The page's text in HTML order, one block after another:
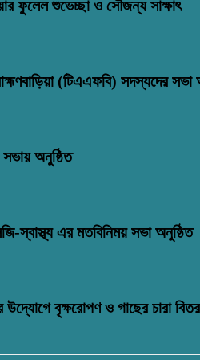
ফুলেল শুভেচ্ছা ও সৌজন্য সাক্ষাৎ
(টিএএফবি) সদস্যদের সভা
অনুষ্ঠিত
স্বাস্থ্য এর মতবিনিময় সভা অনুষ্ঠিত
উদ্যোগে বৃক্ষরোপণ ও গাছের চারা